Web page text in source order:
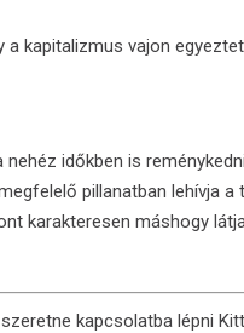
kapitalizmus vajon
időkben is
pillanatban lehívja
karakteresen máshogy
kapcsolatba lépni